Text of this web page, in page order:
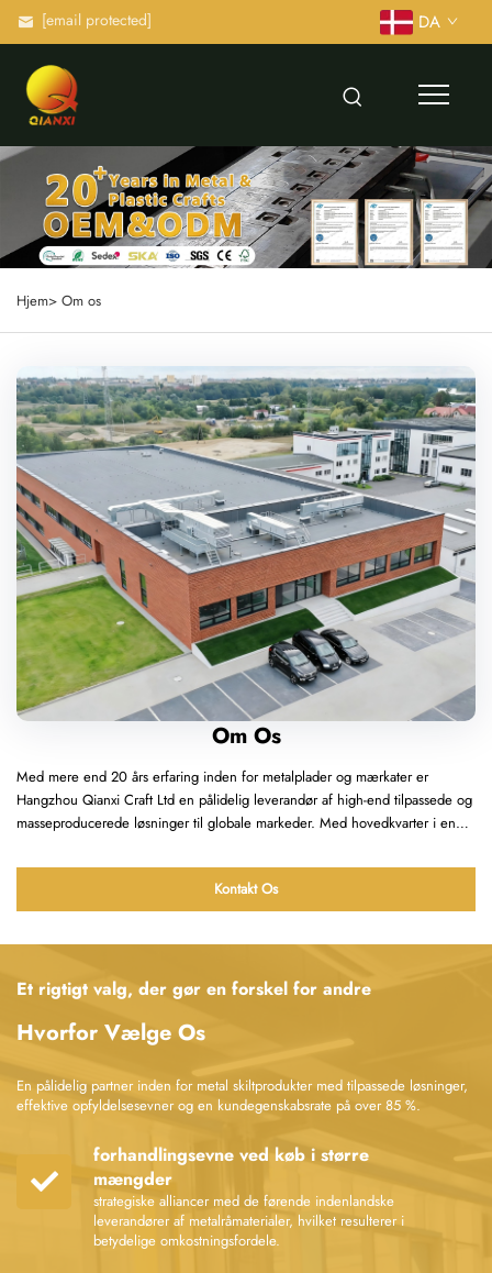
[email protected] DA
Hjem> Om os
Om Os
Med mere end 20 års erfaring inden for metalplader og mærkater er
Hangzhou Qianxi Craft Ltd en pålidelig leverandør af high-end tilpassede og
masseproducerede løsninger til globale markeder. Med hovedkvarter i en
udnytter vi en moden supply chain og praktisk grænseoverskridende logistik
Vi opererer inden for metalproduktbehandling og fokuserer på tre
fuldprocess-OEM/ODM-tjenester, der omfatter løsningsdesign,
Vores årlige kapacitet omfatter 500.000 m² vejskilte og 10 millioner
fejlprocenten under 3‰. Kernepræstationer: 1. Vi har betjent over 3.000
globale B-ends-kunder med en kernegenkøbsrate på 85 %; 2. Vi er trådt ind
60 % af vores omsætning; 3. Vi besidder internationale certificeringer (EPR,
RoHS, IEC) og er gentagne gange udnævnt til "Leverandør af høj kvalitet"
af udenlandske kunder.
Produktomfang:
- Kommunal infrastruktur: Vejskilte, offentlige identifikationsskilte,
Kontakt Os
Et rigtigt valg, der gør en forskel for andre
Hvorfor Vælge Os
En pålidelig partner inden for metal skiltprodukter med tilpassede løsninger,
effektive opfyldelsesevner og en kundegenskabsrate på over 85 %.
forhandlingsevne ved køb i større
mængder
strategiske alliancer med de førende indenlandske
leverandører af metalråmaterialer, hvilket resulterer i
betydelige omkostningsfordele.